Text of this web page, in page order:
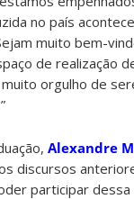
no país
muito bem-
de realização
orgulho de
Alexandre
discursos
participar dessa